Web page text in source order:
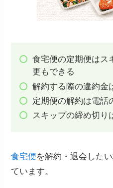
食宅便の定期便はス
更もできる
解約する際の違約金
定期便の解約は電話
スキップの締め切り
食宅便を解約・退会した
ています。